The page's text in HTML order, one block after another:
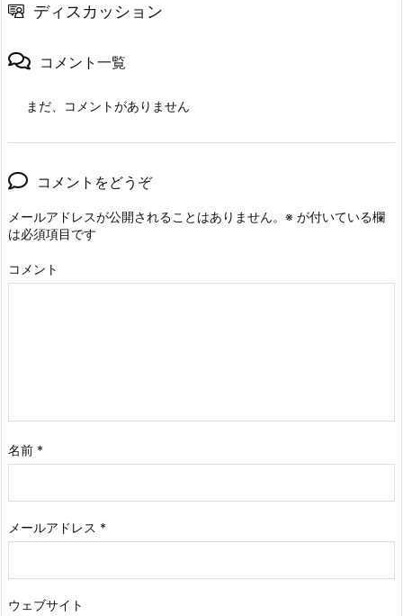
ディスカッション
コメント一覧
まだ、コメントがありません
コメントをどうぞ
メールアドレスが公開されることはありません。 ※ が付いている欄
は必須項目です
コメント
名前 *
メールアドレス *
ウェブサイト